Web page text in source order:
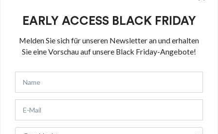
giorni dalla recezione dell’ordine.
interessieren
EARLY ACCESS BLACK FRIDAY
Melden Sie sich für unseren Newsletter an und erhalten
Sie eine Vorschau auf unsere Black Friday-Angebote!